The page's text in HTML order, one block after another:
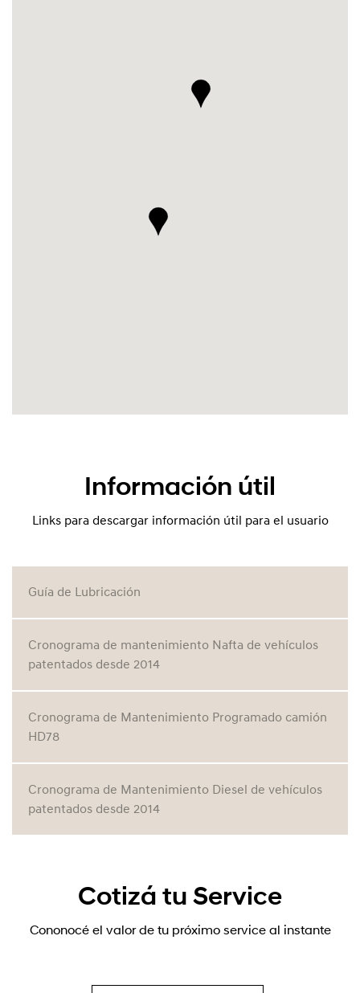
Información útil
Links para descargar información útil para el usuario
Guía de Lubricación
Cronograma de mantenimiento Nafta de vehículos
patentados desde 2014
Cronograma de Mantenimiento Programado camión
HD78
Cronograma de Mantenimiento Diesel de vehículos
patentados desde 2014
Cotizá tu Service
Cononocé el valor de tu próximo service al instante